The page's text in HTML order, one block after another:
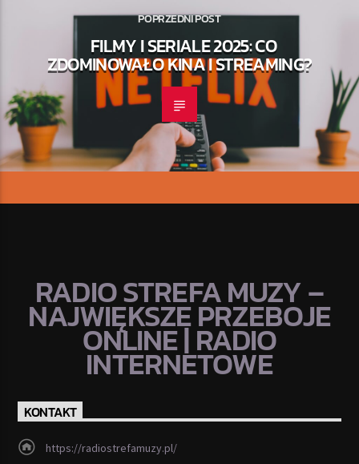
POPRZEDNI POST
FILMY I SERIALE 2025: CO
ZDOMINOWAŁO KINA I STREAMING?
RADIO STREFA MUZY –
NAJWIĘKSZE PRZEBOJE
ONLINE | RADIO
INTERNETOWE
KONTAKT
https://radiostrefamuzy.pl/